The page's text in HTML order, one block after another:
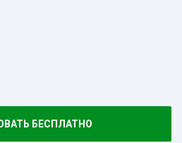
БЕСПЛАТНО